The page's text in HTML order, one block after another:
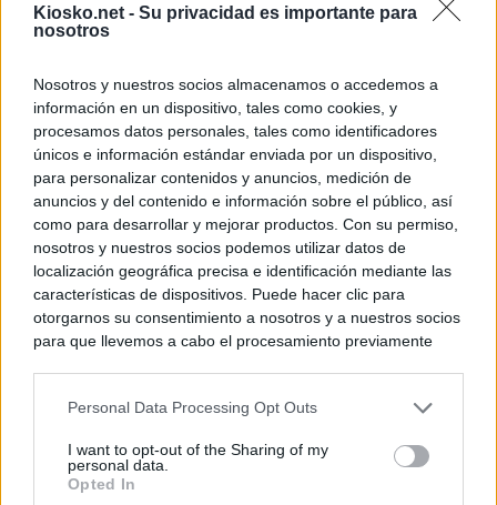
Kiosko.net - Su privacidad es importante para
nosotros
Nosotros y nuestros socios almacenamos o accedemos a
información en un dispositivo, tales como cookies, y
procesamos datos personales, tales como identificadores
únicos e información estándar enviada por un dispositivo,
para personalizar contenidos y anuncios, medición de
anuncios y del contenido e información sobre el público, así
como para desarrollar y mejorar productos. Con su permiso,
nosotros y nuestros socios podemos utilizar datos de
localización geográfica precisa e identificación mediante las
características de dispositivos. Puede hacer clic para
otorgarnos su consentimiento a nosotros y a nuestros socios
para que llevemos a cabo el procesamiento previamente
negar su consentimiento. Tenga en cuenta que algún
de su consentimiento, pero usted tiene el derecho de
rechazar tal procesamiento. Sus preferencias se aplicarán
Personal Data Processing Opt Outs
I want to opt-out of the Sharing of my
personal data.
Opted In